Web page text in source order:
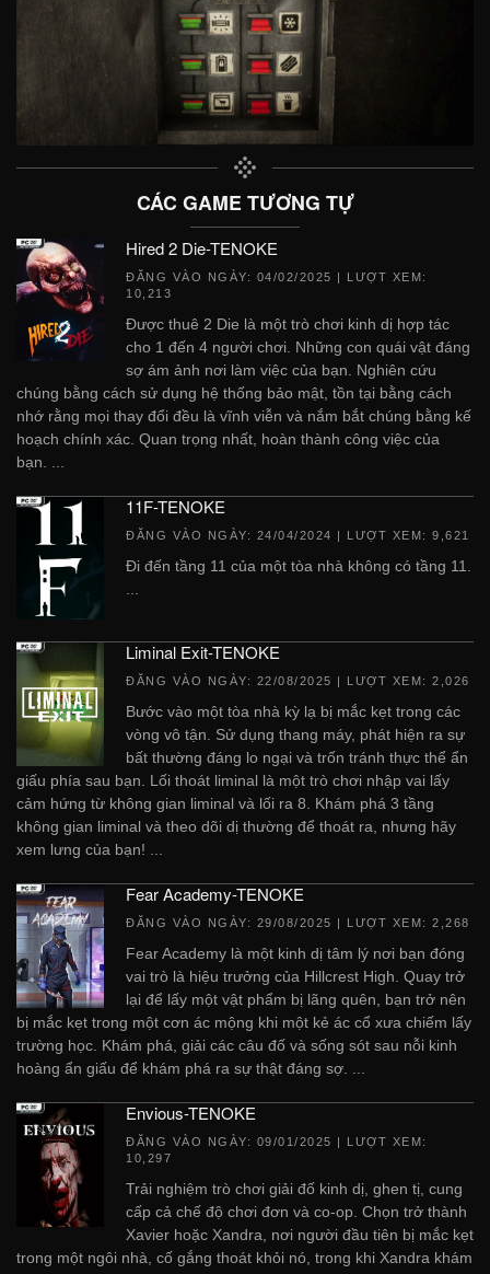
CÁC GAME TƯƠNG TỰ
Hired 2 Die-TENOKE
ĐĂNG VÀO NGÀY: 04/02/2025 | LƯỢT XEM:
10,213
Được thuê 2 Die là một trò chơi kinh dị hợp tác
cho 1 đến 4 người chơi. Những con quái vật đáng
sợ ám ảnh nơi làm việc của bạn. Nghiên cứu
chúng bằng cách sử dụng hệ thống bảo mật, tồn tại bằng cách
nhớ rằng mọi thay đổi đều là vĩnh viễn và nắm bắt chúng bằng kế
hoạch chính xác. Quan trọng nhất, hoàn thành công việc của
bạn. ...
11F-TENOKE
ĐĂNG VÀO NGÀY: 24/04/2024 | LƯỢT XEM: 9,621
Đi đến tầng 11 của một tòa nhà không có tầng 11.
Liminal Exit-TENOKE
ĐĂNG VÀO NGÀY: 22/08/2025 | LƯỢT XEM: 2,026
Bước vào một tòa nhà kỳ lạ bị mắc kẹt trong các
vòng vô tận. Sử dụng thang máy, phát hiện ra sự
bất thường đáng lo ngại và trốn tránh thực thể ẩn
giấu phía sau bạn. Lối thoát liminal là một trò chơi nhập vai lấy
cảm hứng từ không gian liminal và lối ra 8. Khám phá 3 tầng
không gian liminal và theo dõi dị thường để thoát ra, nhưng hãy
xem lưng của bạn! ...
Fear Academy-TENOKE
ĐĂNG VÀO NGÀY: 29/08/2025 | LƯỢT XEM: 2,268
Fear Academy là một kinh dị tâm lý nơi bạn đóng
vai trò là hiệu trưởng của Hillcrest High. Quay trở
lại để lấy một vật phẩm bị lãng quên, bạn trở nên
bị mắc kẹt trong một cơn ác mộng khi một kẻ ác cổ xưa chiếm lấy
trường học. Khám phá, giải các câu đố và sống sót sau nỗi kinh
hoàng ẩn giấu để khám phá ra sự thật đáng sợ. ...
Envious-TENOKE
ĐĂNG VÀO NGÀY: 09/01/2025 | LƯỢT XEM:
10,297
Trải nghiệm trò chơi giải đố kinh dị, ghen tị, cung
cấp cả chế độ chơi đơn và co-op. Chọn trở thành
Xavier hoặc Xandra, nơi người đầu tiên bị mắc kẹt
trong một ngôi nhà, cố gắng thoát khỏi nó, trong khi Xandra khám